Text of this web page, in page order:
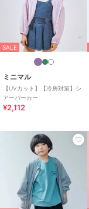
SALE
ミニマル
【UVカット】【冷房対策】シ
アーパーカー
¥2,112